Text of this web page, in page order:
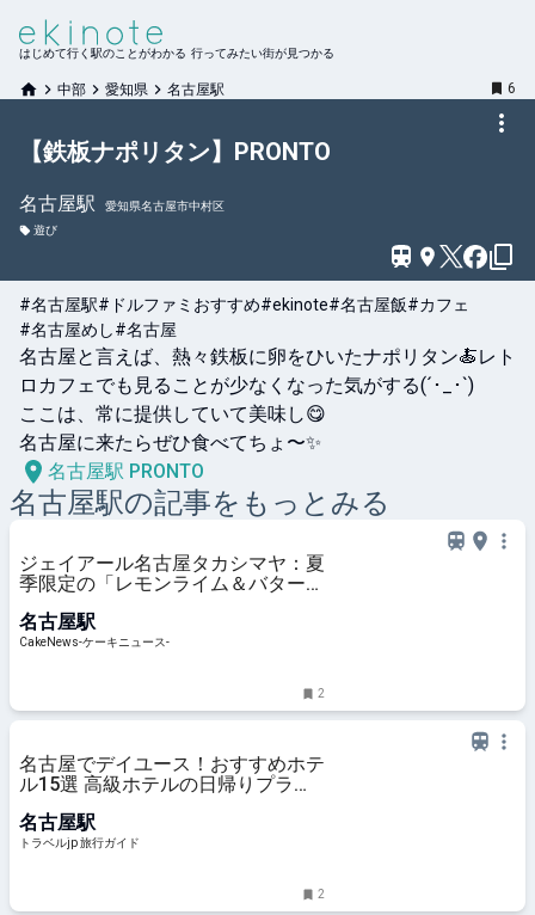
はじめて行く駅のことがわかる 行ってみたい街が見つかる
中部 愛知県 名古屋駅 6
【鉄板ナポリタン】PRONTO
名古屋駅
愛知県名古屋市中村区
遊び
#名古屋駅#ドルファミおすすめ#ekinote#名古屋飯#カフェ
#名古屋めし#名古屋
名古屋と言えば、熱々鉄板に卵をひいたナポリタン🍝レト
ロカフェでも見ることが少なくなった気がする(´･_･`)
ここは、常に提供していて美味し😋
名古屋に来たらぜひ食べてちょ〜✨
名古屋駅 PRONTO
名古屋駅の記事をもっとみる
ジェイアール名古屋タカシマヤ：夏
季限定の「レモンライム＆バターチ
ュ・ガトー」限定登場
名古屋駅
CakeNews-ケーキニュース-
2
名古屋でデイユース！おすすめホテ
ル15選 高級ホテルの日帰りプラン
名古屋駅
トラベルjp 旅行ガイド
2